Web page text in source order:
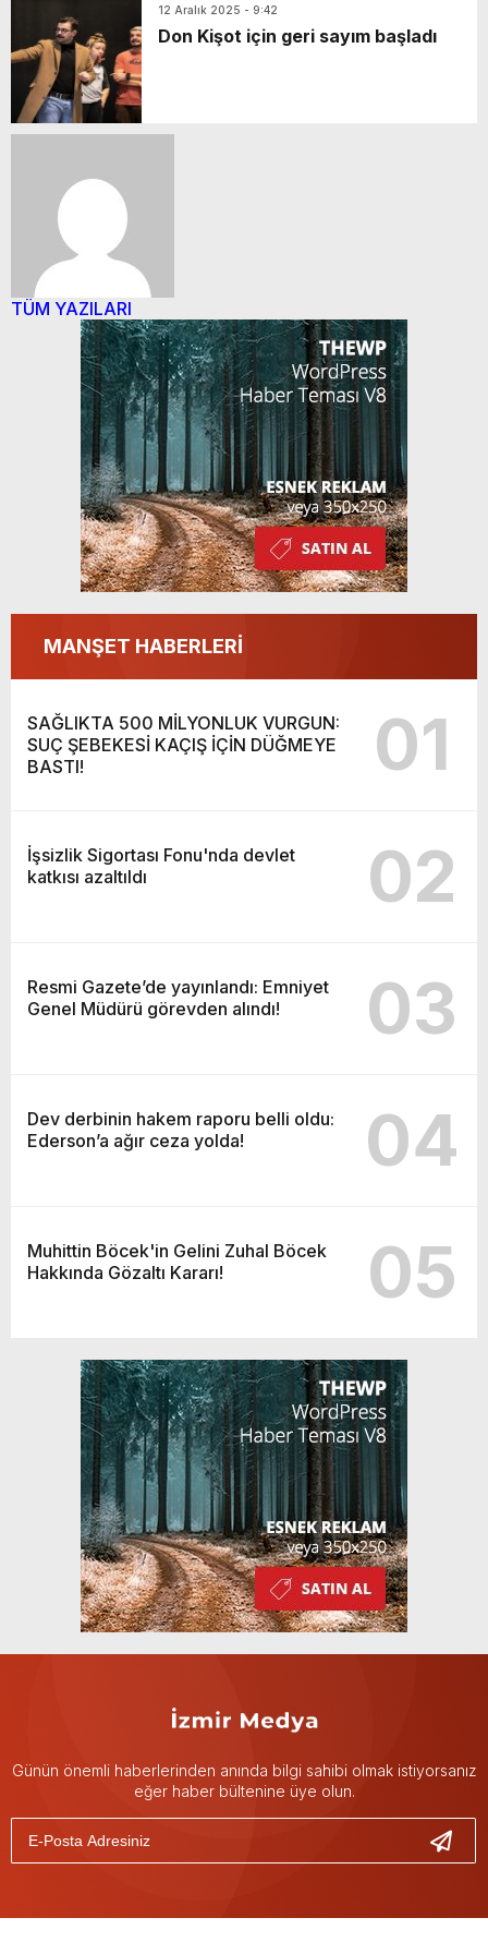
12 Aralık 2025 - 9:42
Don Kişot için geri sayım başladı
TÜM YAZILARI
MANŞET HABERLERİ
SAĞLIKTA 500 MİLYONLUK VURGUN:
SUÇ ŞEBEKESİ KAÇIŞ İÇİN DÜĞMEYE
BASTI!
01
İşsizlik Sigortası Fonu'nda devlet
katkısı azaltıldı
02
Resmi Gazete’de yayınlandı: Emniyet
Genel Müdürü görevden alındı!
03
Dev derbinin hakem raporu belli oldu:
Ederson’a ağır ceza yolda!
04
Muhittin Böcek'in Gelini Zuhal Böcek
Hakkında Gözaltı Kararı!
05
Günün önemli haberlerinden anında bilgi sahibi olmak istiyorsanız
eğer haber bültenine üye olun.